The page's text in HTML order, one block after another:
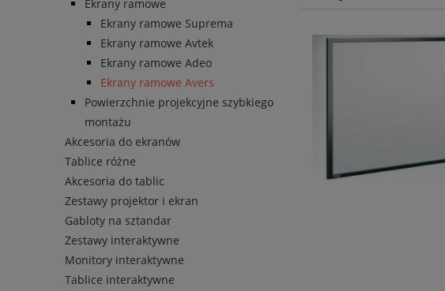
Ekrany ramowe
Ekrany ramowe Suprema
Ekrany ramowe Avtek
Ekrany ramowe Adeo
Ekrany ramowe Avers
Powierzchnie projekcyjne szybkiego
montażu
Akcesoria do ekranów
Tablice różne
Akcesoria do tablic
Zestawy projektor i ekran
Gabloty na sztandar
Zestawy interaktywne
Monitory interaktywne
Tablice interaktywne